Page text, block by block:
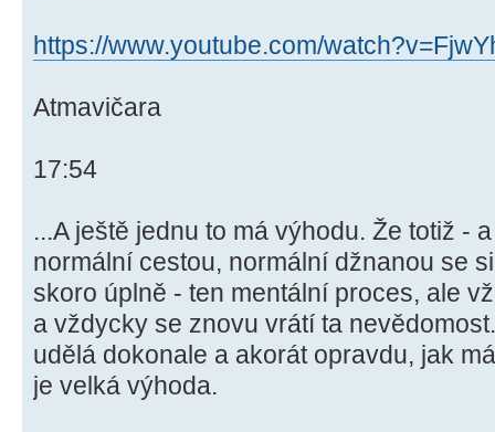
https://www.youtube.com/
Atmavičara
17:54
...A ještě jednu to má výhodu. Že totiž -
normální cestou, normální džnanou se
skoro úplně - ten mentální proces, ale
a vždycky se znovu vrátí ta
udělá dokonale a akorát opravdu, jak
je velká výhoda.